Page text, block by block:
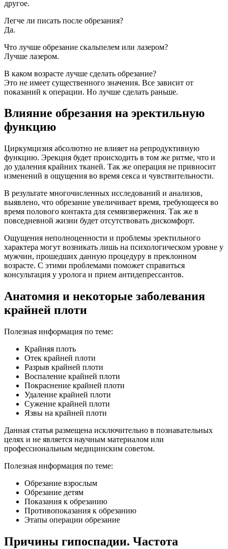
другое.
Легче ли писать после обрезания?
Да.
Что лучше обрезание скальпелем или лазером?
Лучше лазером.
В каком возрасте лучше сделать обрезание?
Это не имеет существенного значения. Все зависит от
показаний к операции. Но лучше сделать раньше.
Влияние обрезания на эректильную
функцию
Циркумцизия абсолютно не влияет на репродуктивную
функцию. Эрекция будет происходить в том же ритме, что и
до удаления крайних тканей. Так же операция не привносит
изменений в ощущения во время секса и чувствительности.
В результате многочисленных исследований и анализов,
выявлено, что обрезание увеличивает время, требующееся во
время полового контакта для семяизвержения. Так же в
повседневной жизни будет отсутствовать дискомфорт.
Ощущения неполноценности и проблемы эректильного
характера могут возникать лишь на психологическом уровне у
мужчин, прошедших данную процедуру в преклонном
возрасте. С этими проблемами поможет справиться
консультация у уролога и прием антидепрессантов.
Анатомия и некоторые заболевания
крайней плоти
Полезная информация по теме:
Крайняя плоть
Отек крайней плоти
Разрыв крайней плоти
Воспаление крайней плоти
Покраснение крайней плоти
Удаление крайней плоти
Сужение крайней плоти
Язвы на крайней плоти
Данная статья размещена исключительно в познавательных
целях и не является научным материалом или
профессиональным медицинским советом.
Полезная информация по теме:
Обрезание взрослым
Обрезание детям
Показания к обрезанию
Противопоказания к обрезанию
Этапы операции обрезание
Причины гипоспадии. Частота